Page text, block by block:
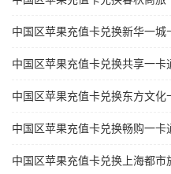
中国区苹果充值卡兑换新华一城
中国区苹果充值卡兑换共享一卡
中国区苹果充值卡兑换东方文化
中国区苹果充值卡兑换畅购一卡
中国区苹果充值卡兑换上海都市